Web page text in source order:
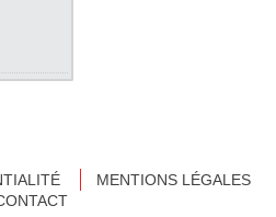
MENTIONS LÉGALES